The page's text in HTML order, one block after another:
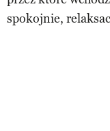
spokojnie,